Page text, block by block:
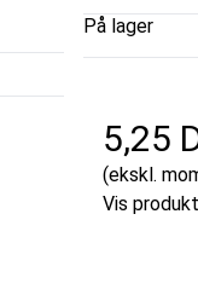
På lager
5,25
(ekskl.
Vis produkt